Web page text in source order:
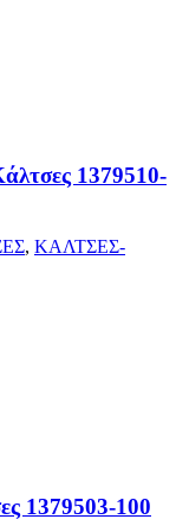
1379510-
, ΚΑΛΤΣΕΣ-
1379503-100